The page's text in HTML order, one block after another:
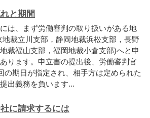
と期間
は、まず労働審判の取り扱いがある地
地裁立川支部，静岡地裁浜松支部，長野
裁福山支部，福岡地裁小倉支部)へと申
ります。申立書の提出後、労働審判官
の期日が指定され、相手方は定められた
出義務を負います...
に請求するには